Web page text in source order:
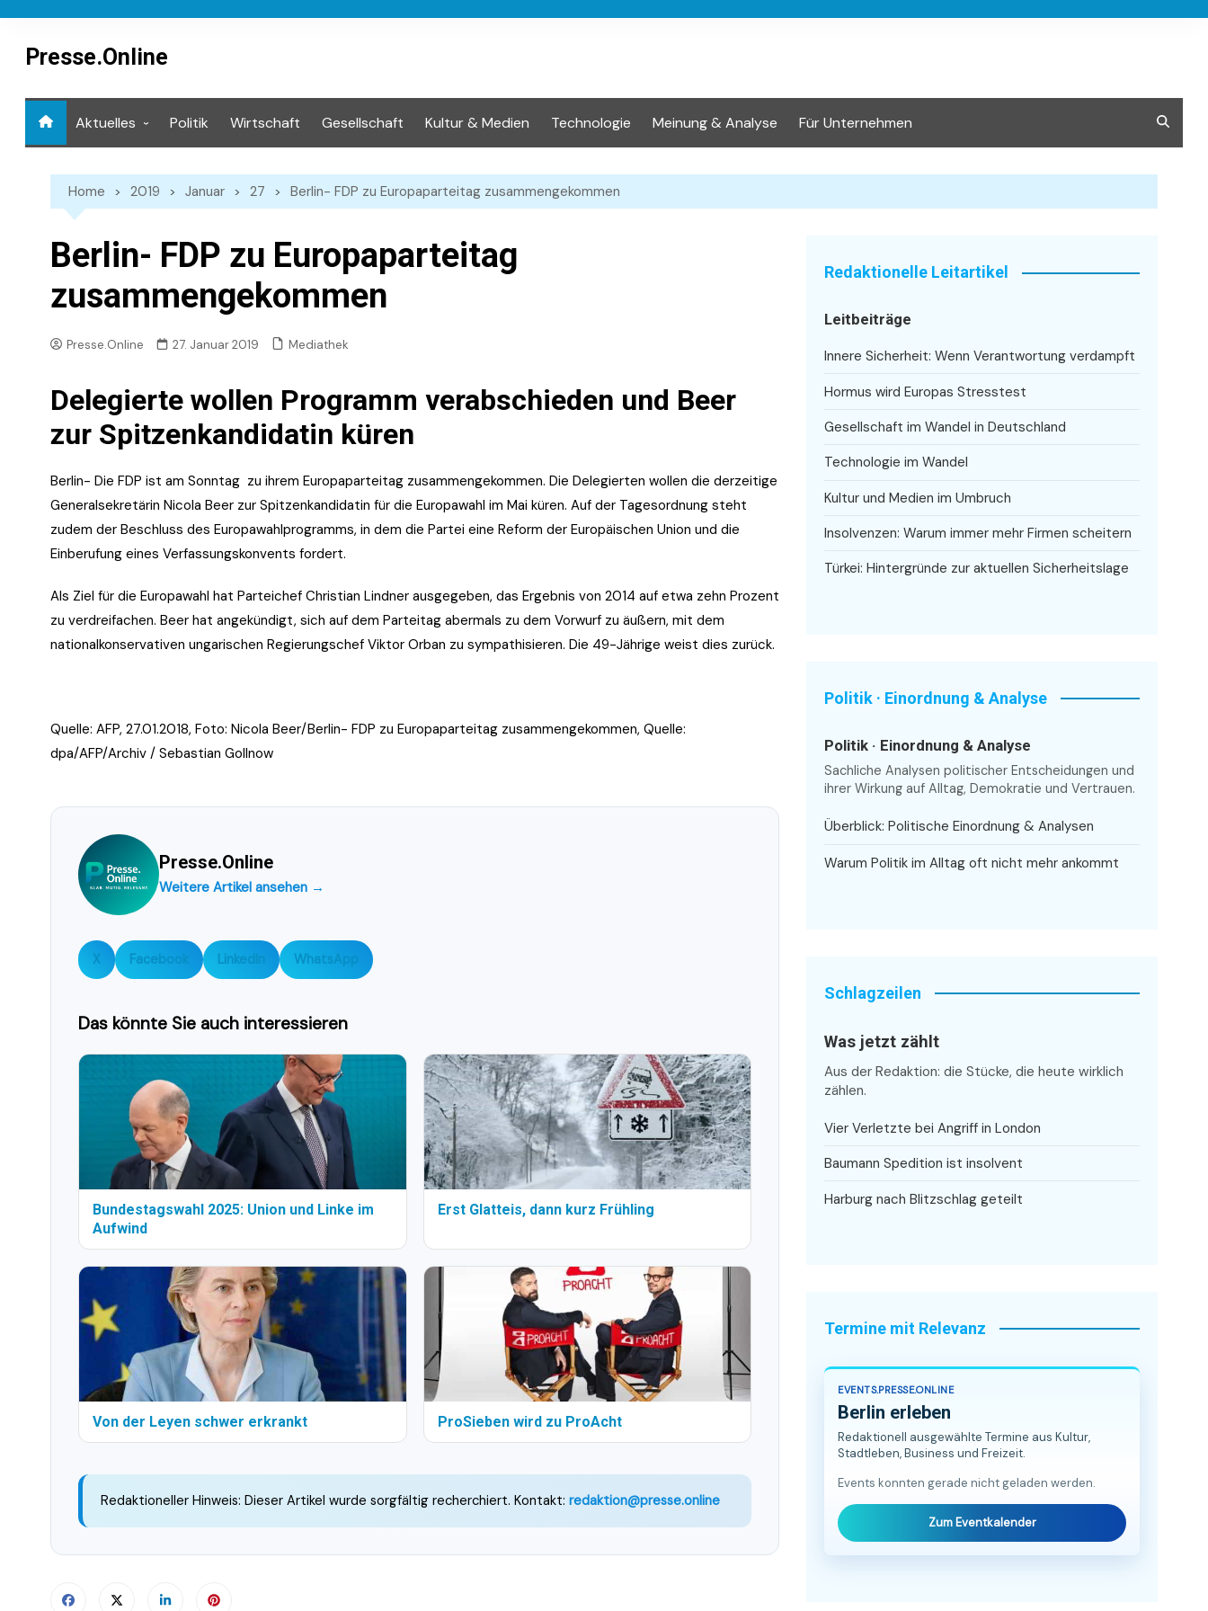
contentPresse.Online
Aktuelles Politik Wirtschaft Gesellschaft Kultur & Medien Technologie Meinung & Analyse Für Unternehmen
Home 2019 Januar 27 Berlin- FDP zu Europaparteitag zusammengekommen
Berlin- FDP zu Europaparteitag
zusammengekommen
Presse.Online 27. Januar 2019 Mediathek
Delegierte wollen Programm verabschieden und Beer
zur Spitzenkandidatin küren
Berlin- Die FDP ist am Sonntag zu ihrem Europaparteitag zusammengekommen. Die Delegierten wollen die derzeitige
Generalsekretärin Nicola Beer zur Spitzenkandidatin für die Europawahl im Mai küren. Auf der Tagesordnung steht
zudem der Beschluss des Europawahlprogramms, in dem die Partei eine Reform der Europäischen Union und die
Einberufung eines Verfassungskonvents fordert.
Als Ziel für die Europawahl hat Parteichef Christian Lindner ausgegeben, das Ergebnis von 2014 auf etwa zehn Prozent
zu verdreifachen. Beer hat angekündigt, sich auf dem Parteitag abermals zu dem Vorwurf zu äußern, mit dem
nationalkonservativen ungarischen Regierungschef Viktor Orban zu sympathisieren. Die 49-Jährige weist dies zurück.
Quelle: AFP, 27.01.2018, Foto: Nicola Beer/Berlin- FDP zu Europaparteitag zusammengekommen, Quelle:
dpa/AFP/Archiv / Sebastian Gollnow
Presse.Online
Weitere Artikel ansehen →
X Facebook LinkedIn WhatsApp
Das könnte Sie auch interessieren
Bundestagswahl 2025: Union und Linke im
Aufwind
Erst Glatteis, dann kurz Frühling
Von der Leyen schwer erkrankt ProSieben wird zu ProAcht
Redaktioneller Hinweis: Dieser Artikel wurde sorgfältig recherchiert. Kontakt: redaktion@presse.online
Redaktionelle Leitartikel
Leitbeiträge
Innere Sicherheit: Wenn Verantwortung verdampft
Hormus wird Europas Stresstest
Gesellschaft im Wandel in Deutschland
Technologie im Wandel
Kultur und Medien im Umbruch
Insolvenzen: Warum immer mehr Firmen scheitern
Türkei: Hintergründe zur aktuellen Sicherheitslage
Politik · Einordnung & Analyse
Politik · Einordnung & Analyse
Sachliche Analysen politischer Entscheidungen und
ihrer Wirkung auf Alltag, Demokratie und Vertrauen.
Überblick: Politische Einordnung & Analysen
Warum Politik im Alltag oft nicht mehr ankommt
Schlagzeilen
Was jetzt zählt
Aus der Redaktion: die Stücke, die heute wirklich
zählen.
Vier Verletzte bei Angriff in London
Baumann Spedition ist insolvent
Harburg nach Blitzschlag geteilt
Termine mit Relevanz
EVENTS.PRESSE.ONLINE
Berlin erleben
Redaktionell ausgewählte Termine aus Kultur,
Stadtleben, Business und Freizeit.
Events konnten gerade nicht geladen werden.
Zum Eventkalender